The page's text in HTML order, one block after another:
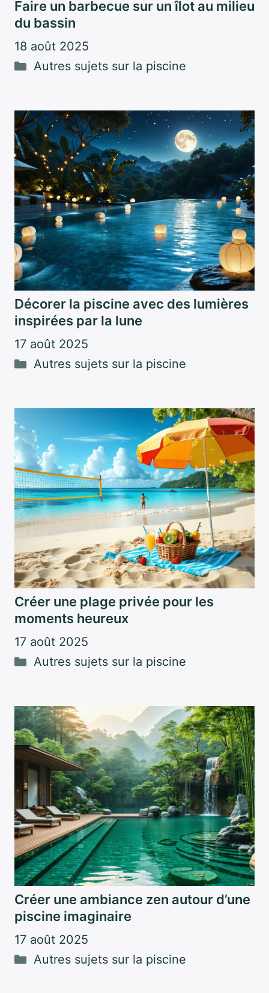
Faire un barbecue sur un îlot au milieu
du bassin
18 août 2025
Catégories
Autres sujets sur la piscine
Décorer la piscine avec des lumières
inspirées par la lune
17 août 2025
Catégories
Autres sujets sur la piscine
Créer une plage privée pour les
moments heureux
17 août 2025
Catégories
Autres sujets sur la piscine
Créer une ambiance zen autour d’une
piscine imaginaire
17 août 2025
Catégories
Autres sujets sur la piscine